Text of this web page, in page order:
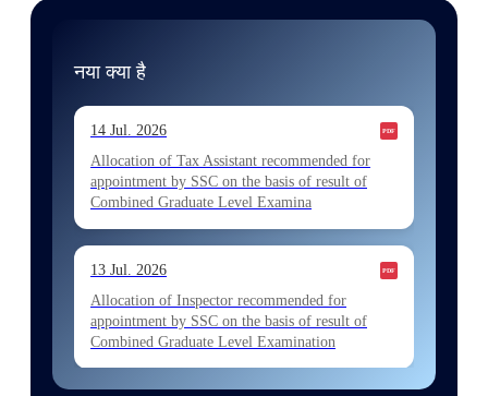
नया क्या है
14 Jul. 2026
Allocation of Tax Assistant recommended for
appointment by SSC on the basis of result of
Combined Graduate Level Examina
13 Jul. 2026
Allocation of Inspector recommended for
appointment by SSC on the basis of result of
Combined Graduate Level Examination